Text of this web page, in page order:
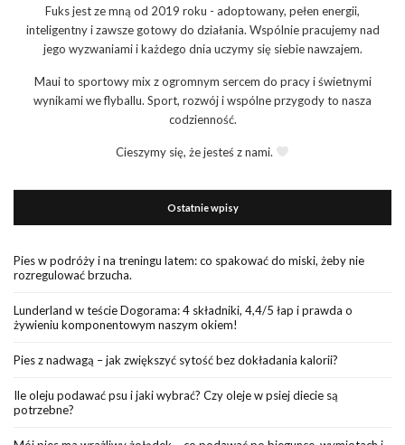
Fuks jest ze mną od 2019 roku - adoptowany, pełen energii,
inteligentny i zawsze gotowy do działania. Wspólnie pracujemy nad
jego wyzwaniami i każdego dnia uczymy się siebie nawzajem.
Maui to sportowy mix z ogromnym sercem do pracy i świetnymi
wynikami we flyballu. Sport, rozwój i wspólne przygody to nasza
codzienność.
Cieszymy się, że jesteś z nami.
Ostatnie wpisy
Pies w podróży i na treningu latem: co spakować do miski, żeby nie
rozregulować brzucha.
Lunderland w teście Dogorama: 4 składniki, 4,4/5 łap i prawda o
żywieniu komponentowym naszym okiem!
Pies z nadwagą – jak zwiększyć sytość bez dokładania kalorii?
Ile oleju podawać psu i jaki wybrać? Czy oleje w psiej diecie są
potrzebne?